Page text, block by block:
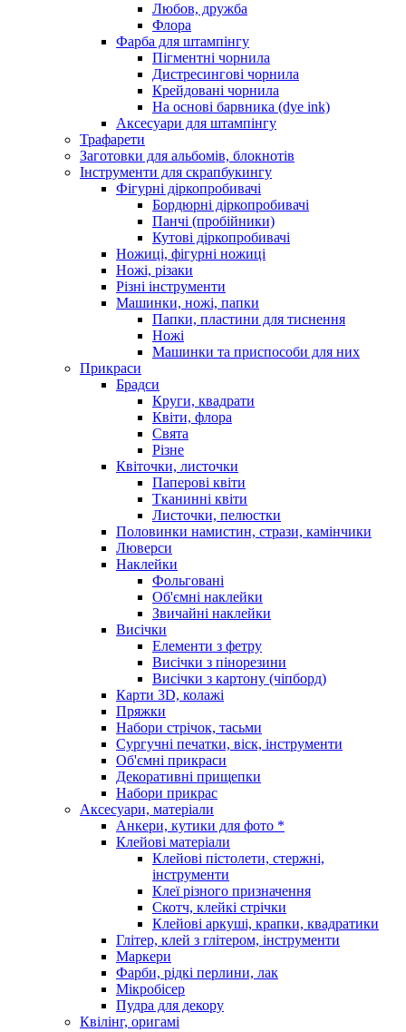
Любов, дружба
Флора
Фарба для штампінгу
Пігментні чорнила
Дистресингові чорнила
Крейдовані чорнила
На основі барвника (dye ink)
Аксесуари для штампінгу
Трафарети
Заготовки для альбомів, блокнотів
Інструменти для скрапбукингу
Фігурні діркопробивачі
Бордюрні діркопробивачі
Панчі (пробійники)
Кутові діркопробивачі
Ножиці, фігурні ножиці
Ножі, різаки
Різні інструменти
Машинки, ножі, папки
Папки, пластини для тиснення
Ножі
Машинки та приспособи для них
Прикраси
Брадси
Круги, квадрати
Квіти, флора
Свята
Різне
Квіточки, листочки
Паперові квіти
Тканинні квіти
Листочки, пелюстки
Половинки намистин, стрази, камінчики
Люверси
Наклейки
Фольговані
Об'ємні наклейки
Звичайні наклейки
Висічки
Елементи з фетру
Висічки з пінорезини
Висічки з картону (чіпборд)
Карти 3D, колажі
Пряжки
Набори стрічок, тасьми
Сургучні печатки, віск, інструменти
Об'ємні прикраси
Декоративні прищепки
Набори прикрас
Аксесуари, матеріали
Анкери, кутики для фото *
Клейові матеріали
Клейові пістолети, стержні,
інструменти
Клеї різного призначення
Скотч, клейкі стрічки
Клейові аркуші, крапки, квадратики
Глітер, клей з глітером, інструменти
Маркери
Фарби, рідкі перлини, лак
Мікробісер
Пудра для декору
Квілінг, оригамі